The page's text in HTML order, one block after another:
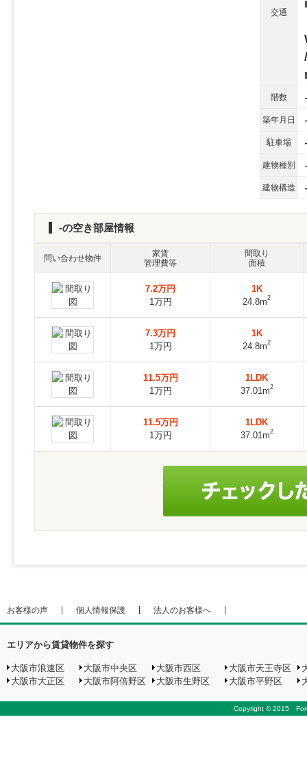
交通
階数
築年月日
駐車場
建物種別
建物構造
-の空き部屋情報
問い合わせ物件
家賃
管理費等
間取り
面積
7.2万円
1万円
1K
24.8m2
7.3万円
1万円
1K
24.8m2
11.5万円
1万円
1LDK
37.01m2
11.5万円
1万円
1LDK
37.01m2
お客様の声 個人情報保護 法人のお客様へ
エリアから賃貸物件を探す
大阪市浪速区 大阪市中央区 大阪市西区 大阪市天王寺区
大阪市大正区
大阪市阿倍野区 大阪市生野区 大阪市平野区
Copyright © 2015